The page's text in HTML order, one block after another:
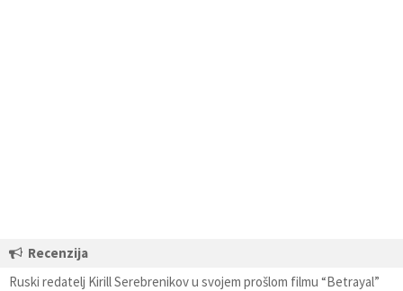
Recenzija
Ruski redatelj Kirill Serebrenikov u svojem prošlom filmu “Betrayal”